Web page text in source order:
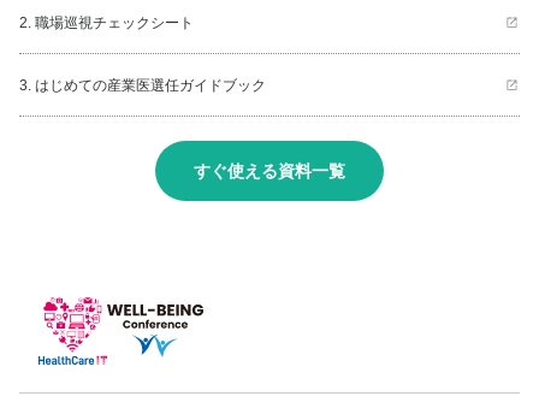
2. 職場巡視チェックシート
3. はじめての産業医選任ガイドブック
すぐ使える資料一覧